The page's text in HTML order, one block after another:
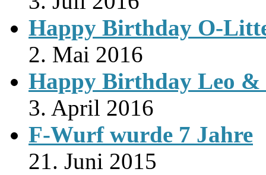
Happy Birthday O-
2. Mai 2016
Happy Birthday Leo &
3. April 2016
F-Wurf wurde 7 Jahre
21. Juni 2015